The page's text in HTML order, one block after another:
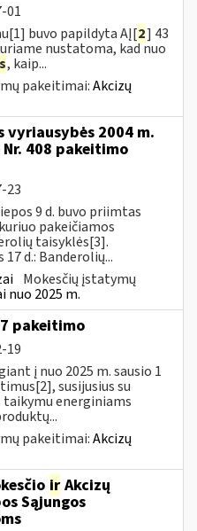
01
buvo papildyta AĮ[2] 43
nustatoma, kad nuo
, kaip...
pakeitimai:Akcizų
vyriausybės 2004 m.
408 pakeitimo
23
9 d. buvo priimtas
pakeičiamos
taisyklės[3].
d.: Banderolių...
Mokesčių įstatymų
nuo 2025 m.
pakeitimo
19
į nuo 2025 m. sausio 1
susijusius su
taikymu energiniams
pakeitimai:Akcizų
ir Akcizų
Sąjungos